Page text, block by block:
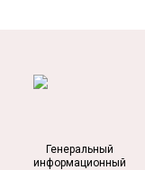
Генеральный
информационный